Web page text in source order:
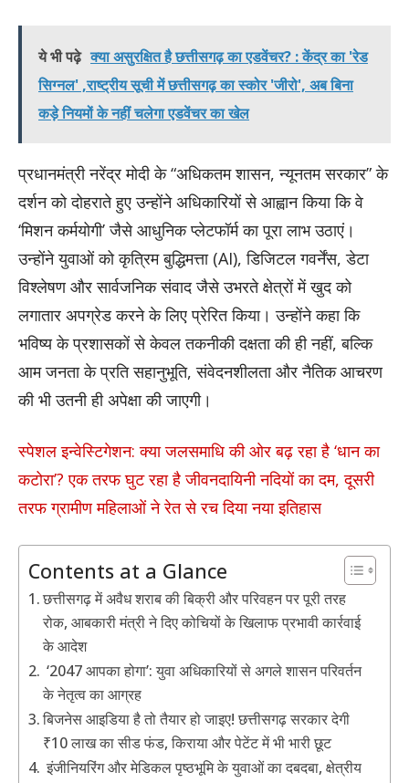
ये भी पढ़े क्या असुरक्षित है छत्तीसगढ़ का एडवेंचर? : केंद्र का 'रेड
सिग्नल' ,राष्ट्रीय सूची में छत्तीसगढ़ का स्कोर 'जीरो', अब बिना
कड़े नियमों के नहीं चलेगा एडवेंचर का खेल
प्रधानमंत्री नरेंद्र मोदी के “अधिकतम शासन, न्यूनतम सरकार” के
दर्शन को दोहराते हुए उन्होंने अधिकारियों से आह्वान किया कि वे
‘मिशन कर्मयोगी’ जैसे आधुनिक प्लेटफॉर्म का पूरा लाभ उठाएं।
उन्होंने युवाओं को कृत्रिम बुद्धिमत्ता (AI), डिजिटल गवर्नेंस, डेटा
विश्लेषण और सार्वजनिक संवाद जैसे उभरते क्षेत्रों में खुद को
लगातार अपग्रेड करने के लिए प्रेरित किया। उन्होंने कहा कि
भविष्य के प्रशासकों से केवल तकनीकी दक्षता की ही नहीं, बल्कि
आम जनता के प्रति सहानुभूति, संवेदनशीलता और नैतिक आचरण
की भी उतनी ही अपेक्षा की जाएगी।
स्पेशल इन्वेस्टिगेशन: क्या जलसमाधि की ओर बढ़ रहा है ‘धान का
कटोरा’? एक तरफ घुट रहा है जीवनदायिनी नदियों का दम, दूसरी
तरफ ग्रामीण महिलाओं ने रेत से रच दिया नया इतिहास
Contents at a Glance
छत्तीसगढ़ में अवैध शराब की बिक्री और परिवहन पर पूरी तरह
रोक, आबकारी मंत्री ने दिए कोचियों के खिलाफ प्रभावी कार्रवाई
के आदेश
‘2047 आपका होगा’: युवा अधिकारियों से अगले शासन परिवर्तन
के नेतृत्व का आग्रह
बिजनेस आइडिया है तो तैयार हो जाइए! छत्तीसगढ़ सरकार देगी
₹10 लाख का सीड फंड, किराया और पेटेंट में भी भारी छूट
इंजीनियरिंग और मेडिकल पृष्ठभूमि के युवाओं का दबदबा, क्षेत्रीय